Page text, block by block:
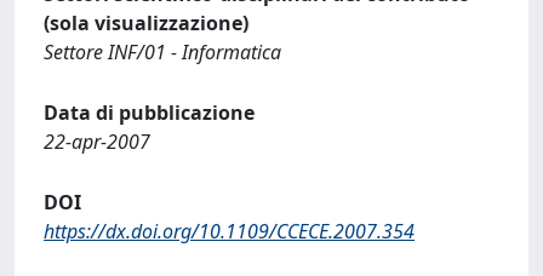
(sola visualizzazione)
Settore INF/01 - Informatica
Data di pubblicazione
22-apr-2007
DOI
https://dx.doi.org/10.1109/CCECE.2007.354